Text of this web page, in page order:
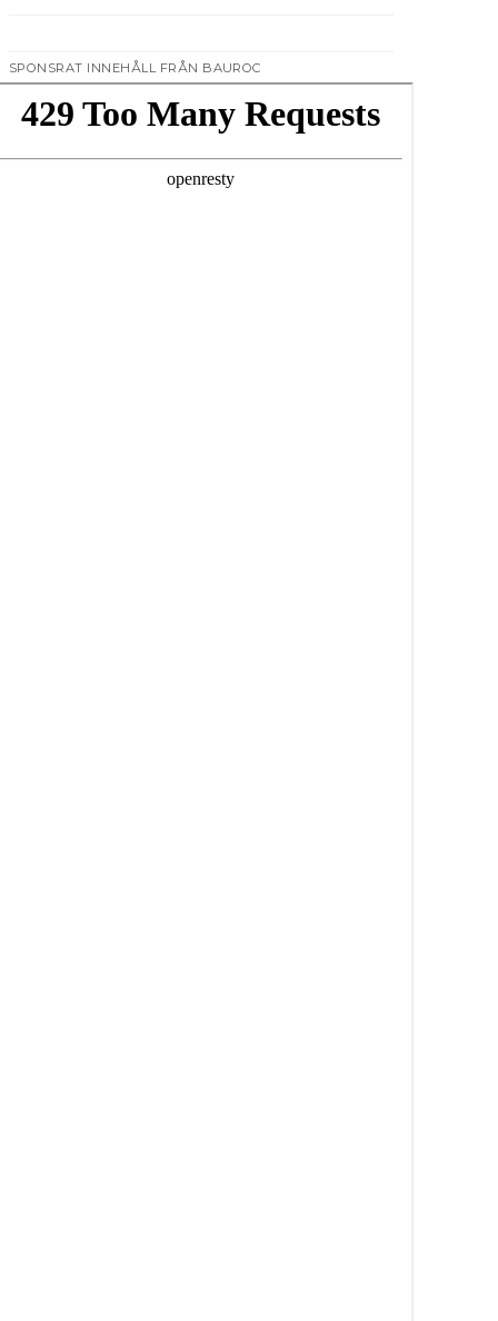
SPONSRAT INNEHÅLL FRÅN BAUROC